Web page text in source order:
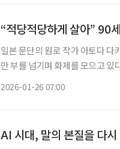
“적당적당하게 살아” 90
일본 문단의 원로 작가 아토다 다
만 부를 넘기며 화제를 모으고 있
2026-01-26 07:00
AI 시대, 말의 본질을 다시